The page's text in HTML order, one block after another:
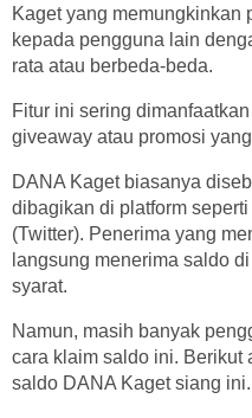
Kaget yang memungkinkan
kepada pengguna lain
rata atau berbeda-beda.
Fitur ini sering
giveaway atau promosi
DANA Kaget biasanya
dibagikan di platform
(Twitter). Penerima yang
langsung menerima saldo
syarat.
Namun, masih banyak
cara klaim saldo ini.
saldo DANA Kaget siang ini.